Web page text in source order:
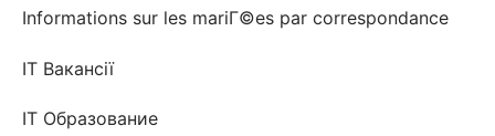
Informations sur les mariГ©es par correspondance
IT Вакансії
IT Образование